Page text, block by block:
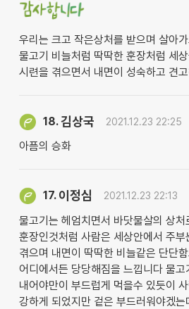
우리는 크고 작은상처를 받으며 살아
물고기 비늘처럼 딱딱한 훈장처럼 세
시련을 겪으면서 내면이 성숙하고 견
18.김상국 2021.12.23 22:25
아픔의 승화
17. 이정심 2021.12.23 22:13
물고기는 헤엄치면서 바닷물살의 상
훈장인것처럼 사람은 세상안에서 주
겪으며 내면이 딱딱한 비늘같은 단단
어디에서든 당당해짐을 느낍니다 물고
내어야만이 부드럽게 먹을수 있듯이
강하게 되었지만 겉은 부드러워야겠는